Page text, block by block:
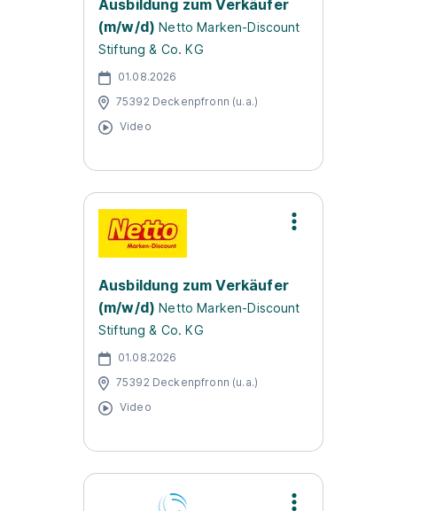
Ausbildung zum Verkäufer
(m/w/d) Netto Marken-Discount
Stiftung & Co. KG
01.08.2026
75392 Deckenpfronn (u.a.)
Video
Ausbildung zum Verkäufer
(m/w/d) Netto Marken-Discount
Stiftung & Co. KG
01.08.2026
75392 Deckenpfronn (u.a.)
Video